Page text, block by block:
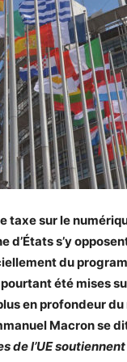
sur le
d’États s’y
du
été mises
en profondeur
Macron se
de l’UE